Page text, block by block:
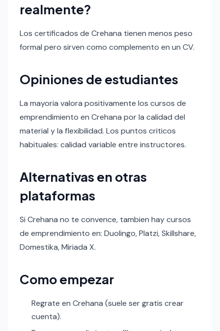
realmente?
Los certificados de Crehana tienen menos peso
formal pero sirven como complemento en un CV.
Opiniones de estudiantes
La mayoria valora positivamente los cursos de
emprendimiento en Crehana por la calidad del
material y la flexibilidad. Los puntos criticos
habituales: calidad variable entre instructores.
Alternativas en otras
plataformas
Si Crehana no te convence, tambien hay cursos
de emprendimiento en: Duolingo, Platzi, Skillshare,
Domestika, Miriada X.
Como empezar
Regrate en Crehana (suele ser gratis crear
cuenta).